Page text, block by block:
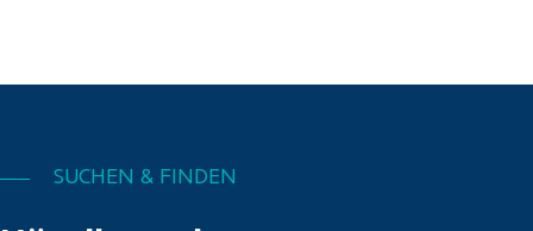
SUCHEN & FINDEN